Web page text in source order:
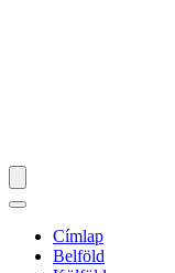
Címlap
Belföld